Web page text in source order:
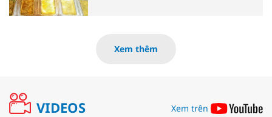
Xem thêm
VIDEOS Xem trên